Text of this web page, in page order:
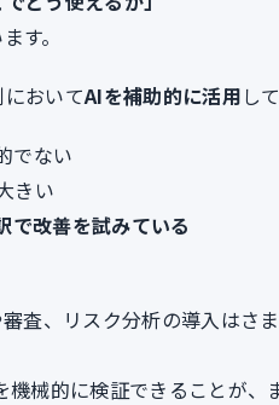
す。
おいてAIを補助的に活用し
でない
きい
で改善を試みている
査、リスク分析の導入はさ
機械的に検証できることが、